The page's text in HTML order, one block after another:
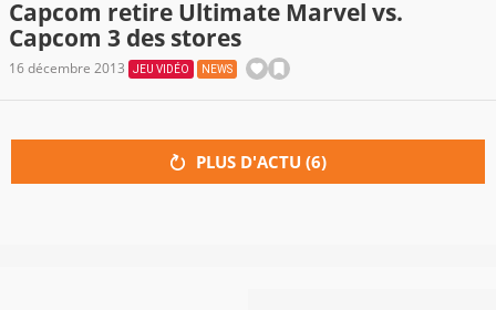
Capcom retire Ultimate Marvel vs.
Capcom 3 des stores
16 décembre 2013 JEU VIDÉO NEWS
PLUS D'ACTU (6)